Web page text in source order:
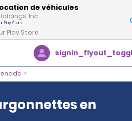
de véhicules
Inc.
Play Store
en